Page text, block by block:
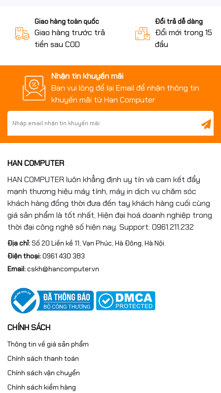
Giao hàng toàn quốc
Giao hàng trước trả
tiền sau COD
Đổi trả dễ dàng
Đổi mới trong 15
đầu
Nhận tin khuyến mãi
Bạn vui lòng để lại Email để nhận thông tin
khuyến mãi từ Han Computer
HAN COMPUTER
HAN COMPUTER luôn khẳng định uy tín và cam kết đẩy
mạnh thương hiệu máy tính, máy in dịch vụ chăm sóc
khách hàng đồng thời đưa đến tay khách hàng cuối cùng
giá sản phẩm là tốt nhất, Hiện đại hoá doanh nghiệp trong
thời đại công nghệ số hiện nay. Support: 0961.211.232
Địa chỉ:Số 20 Liền kề 11, Vạn Phúc, Hà Đông, Hà Nội.
Điện thoại:0961 430 383
Email:cskh@hancomputer.vn
CHÍNH SÁCH
Thông tin về giá sản phẩm
Chính sách thanh toán
Chính sách vận chuyển
Chính sách kiểm hàng